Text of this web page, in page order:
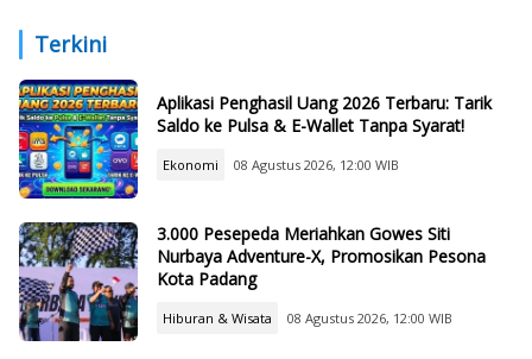
Terkini
Aplikasi Penghasil Uang 2026 Terbaru: Tarik
Saldo ke Pulsa & E-Wallet Tanpa Syarat!
Ekonomi 08 Agustus 2026, 12:00 WIB
3.000 Pesepeda Meriahkan Gowes Siti
Nurbaya Adventure-X, Promosikan Pesona
Kota Padang
Hiburan & Wisata 08 Agustus 2026, 12:00 WIB